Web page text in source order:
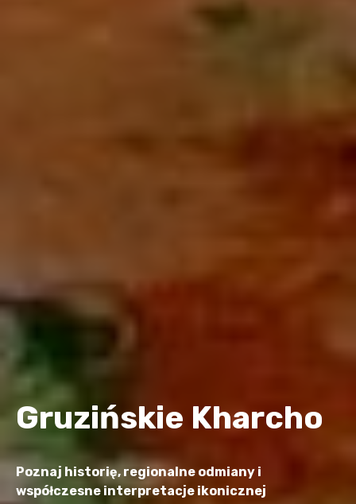
Gruzińskie Kharcho
Poznaj historię, regionalne odmiany i
współczesne interpretacje ikonicznej